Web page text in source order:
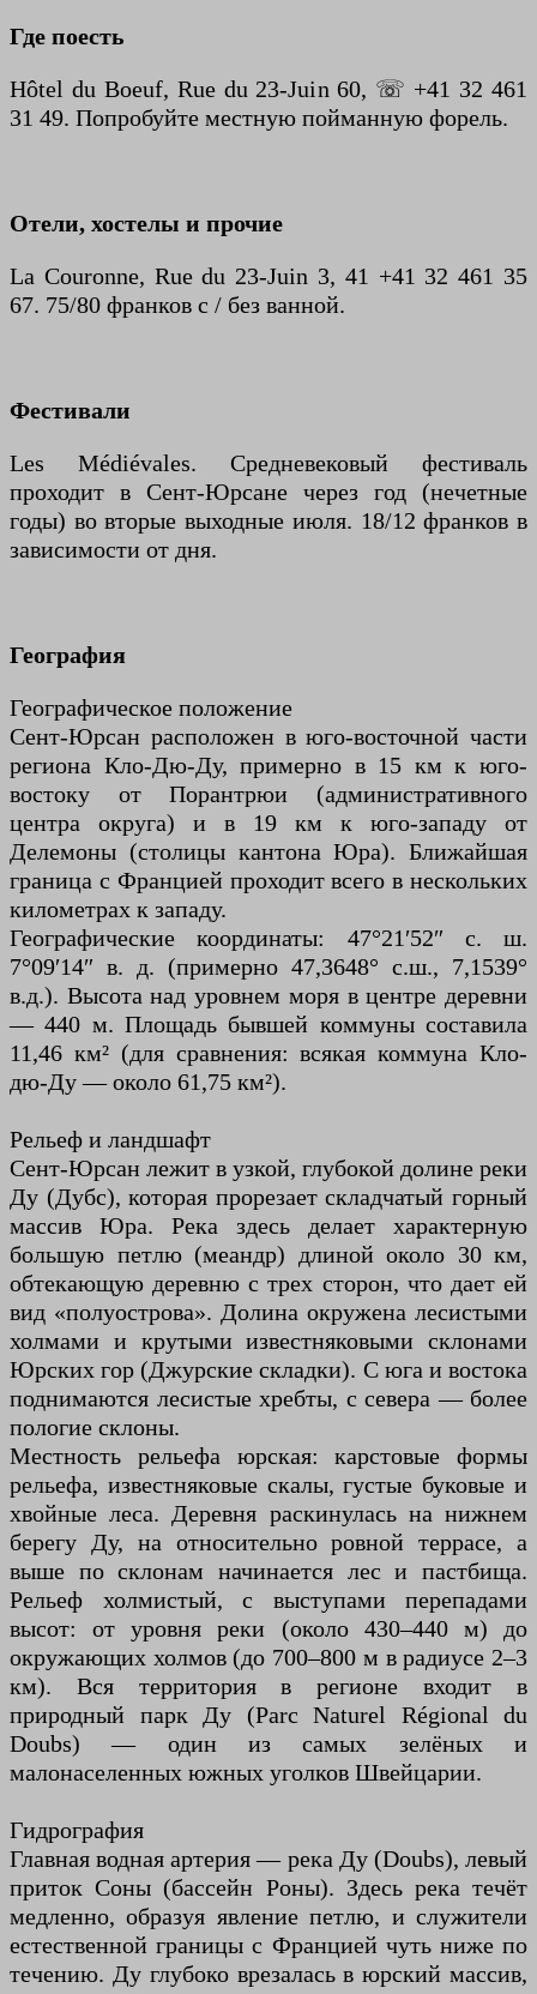
Где поесть
Hôtel du Boeuf, Rue du 23-Juin 60, ☏ +41 32 461
31 49. Попробуйте местную пойманную форель.
Отели, хостелы и прочие
La Couronne, Rue du 23-Juin 3, 41 +41 32 461 35
67. 75/80 франков с / без ванной.
Фестивали
Les Médiévales. Средневековый фестиваль
проходит в Сент-Юрсане через год (нечетные
годы) во вторые выходные июля. 18/12 франков в
зависимости от дня.
География
Географическое положение
Сент-Юрсан расположен в юго-восточной части
региона Кло-Дю-Ду, примерно в 15 км к юго-
востоку от Порантрюи (административного
центра округа) и в 19 км к юго-западу от
Делемоны (столицы кантона Юра). Ближайшая
граница с Францией проходит всего в нескольких
километрах к западу.
Географические координаты: 47°21′52″ с. ш.
7°09′14″ в. д. (примерно 47,3648° с.ш., 7,1539°
в.д.). Высота над уровнем моря в центре деревни
— 440 м. Площадь бывшей коммуны составила
11,46 км² (для сравнения: всякая коммуна Кло-
дю-Ду — около 61,75 км²).
Рельеф и ландшафт
Сент-Юрсан лежит в узкой, глубокой долине реки
Ду (Дубс), которая прорезает складчатый горный
массив Юра. Река здесь делает характерную
большую петлю (меандр) длиной около 30 км,
обтекающую деревню с трех сторон, что дает ей
вид «полуострова». Долина окружена лесистыми
холмами и крутыми известняковыми склонами
Юрских гор (Джурские складки). С юга и востока
поднимаются лесистые хребты, с севера — более
пологие склоны.
Местность рельефа юрская: карстовые формы
рельефа, известняковые скалы, густые буковые и
хвойные леса. Деревня раскинулась на нижнем
берегу Ду, на относительно ровной террасе, а
выше по склонам начинается лес и пастбища.
Рельеф холмистый, с выступами перепадами
высот: от уровня реки (около 430–440 м) до
окружающих холмов (до 700–800 м в радиусе 2–3
км). Вся территория в регионе входит в
природный парк Ду (Parc Naturel Régional du
Doubs) — один из самых зелёных и
малонаселенных южных уголков Швейцарии.
Гидрография
Главная водная артерия — река Ду (Doubs), левый
приток Соны (бассейн Роны). Здесь река течёт
медленно, образуя явление петлю, и служители
естественной границы с Францией чуть ниже по
течению. Ду глубоко врезалась в юрский массив,